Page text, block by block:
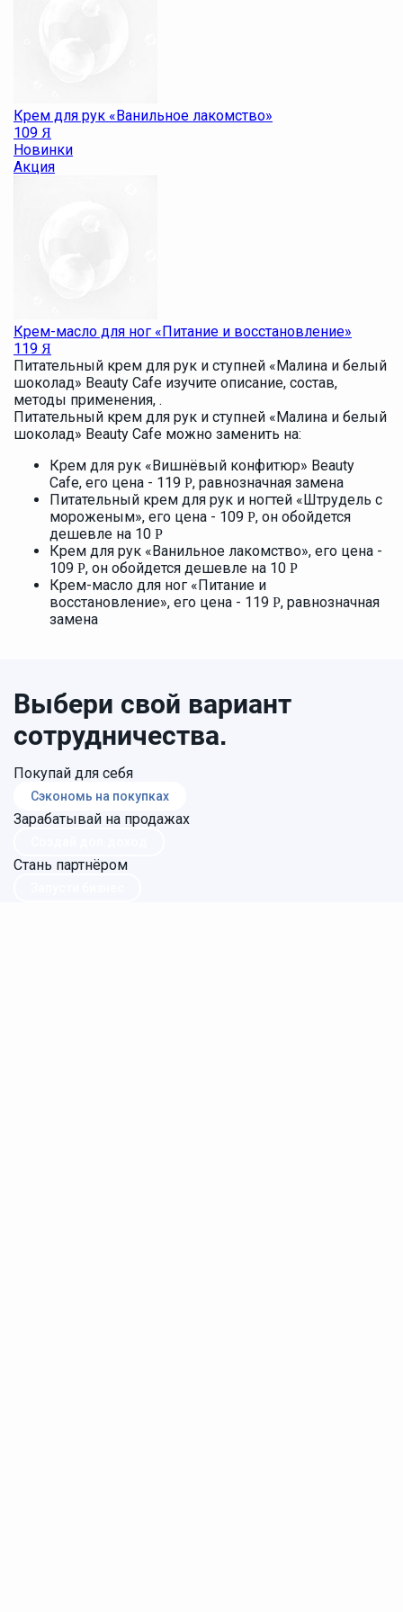
Крем для рук «Ванильное лакомство»
109 Я
Новинки
Акция
Крем-масло для ног «Питание и восстановление»
119 Я
Питательный крем для рук и ступней «Малина и белый
шоколад» Beauty Cafe изучите описание, состав,
методы применения, .
Питательный крем для рук и ступней «Малина и белый
шоколад» Beauty Cafe можно заменить на:
Крем для рук «Вишнёвый конфитюр» Beauty
Cafe, его цена - 119 Р, равнозначная замена
Питательный крем для рук и ногтей «Штрудель с
мороженым», его цена - 109 Р, он обойдется
дешевле на 10 Р
Крем для рук «Ванильное лакомство», его цена -
109 Р, он обойдется дешевле на 10 Р
Крем-масло для ног «Питание и
восстановление», его цена - 119 Р, равнозначная
замена
Выбери свой вариант
сотрудничества.
Покупай для себя
Сэкономь на покупках
Зарабатывай на продажах
Стань партнёром